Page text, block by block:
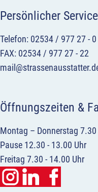
Persönlicher Service
Telefon: 02534 / 977 27 - 0
FAX: 02534 / 977 27 - 22
Öffnungszeiten &
Montag – Donnerstag
Pause 12.30 - 13.00 Uhr
Freitag 7.30 - 14.00 Uhr